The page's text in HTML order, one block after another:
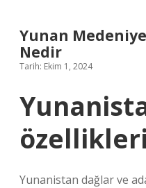
Yunan
Nedir
Tarih: Ekim 1, 2024
Yunanistan dağlar ve